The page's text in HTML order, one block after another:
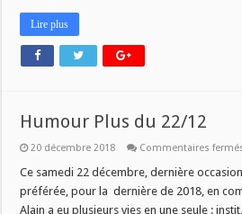
Lire plus
Humour Plus du 22/12
20 décembre 2018 Commentaires
Ce samedi 22 décembre, dernière
préférée, pour la dernière de 2018, en
Alain a eu plusieurs vies en une seule :